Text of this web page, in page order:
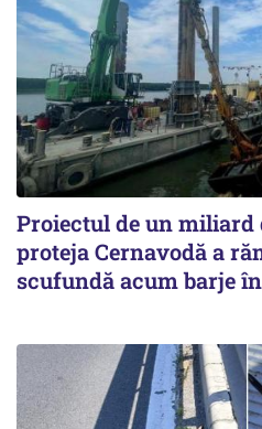
Proiectul de un miliard
proteja Cernavodă a
scufundă acum barje